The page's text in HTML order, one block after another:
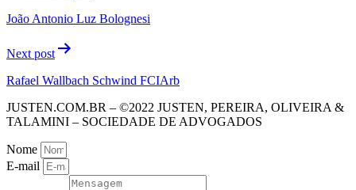
João Antonio Luz Bolognesi
Next post
Rafael Wallbach Schwind FCIArb
JUSTEN.COM.BR – ©2022 JUSTEN, PEREIRA, OLIVEIRA &
TALAMINI – SOCIEDADE DE ADVOGADOS
Nome
E-mail